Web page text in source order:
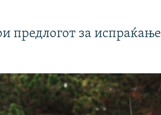
предлогот за испраќање